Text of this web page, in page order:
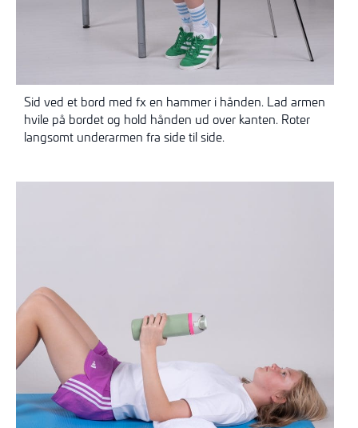
Sid ved et bord med fx en hammer i hånden. Lad armen
hvile på bordet og hold hånden ud over kanten. Roter
langsomt underarmen fra side til side.